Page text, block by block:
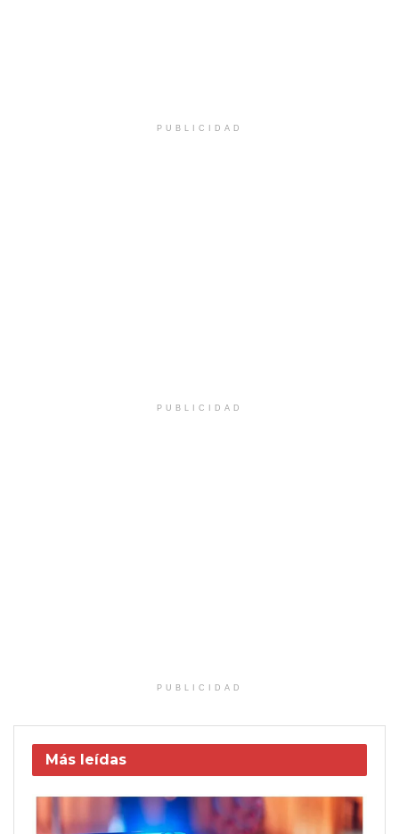
PUBLICIDAD
PUBLICIDAD
PUBLICIDAD
Más leídas